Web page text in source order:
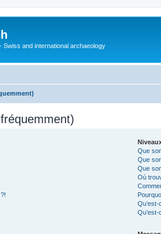
Swiss and international archaeology
Que
Que
Que
Où
Qu’est-